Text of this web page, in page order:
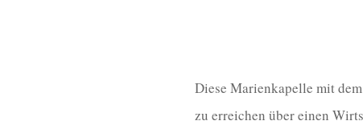
Diese Marienkapelle mit
zu erreichen über einen